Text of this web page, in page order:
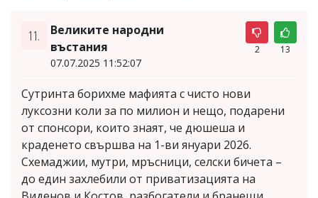
11.
Великите народни
въстания
07.07.2025 11:52:07
2 13
Сутринта борихме мафията с чисто нови
луксозни коли за по милион и нещо, подарени
от спонсори, които знаят, че дюшеша и
краденето свършва на 1-ви януари 2026.
Схемаджии, мутри, мръсници, селски бичета –
до един захлебили от приватизацията на